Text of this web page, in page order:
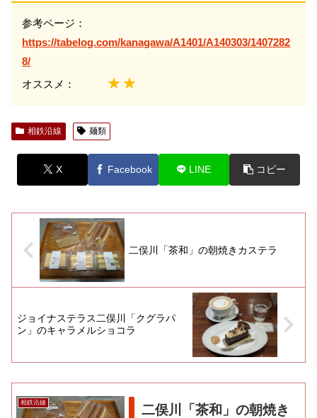
参考ページ：
https://tabelog.com/kanagawa/A1401/A140303/1407282
8/
オススメ： ★★
相鉄沿線 麺類
X Facebook LINE コピー
二俣川「茶和」の朝焼きカステラ
ジョイナステラス二俣川「クグラパ
ン」のキャラメルショコラ
相鉄沿線
二俣川「茶和」の朝焼き